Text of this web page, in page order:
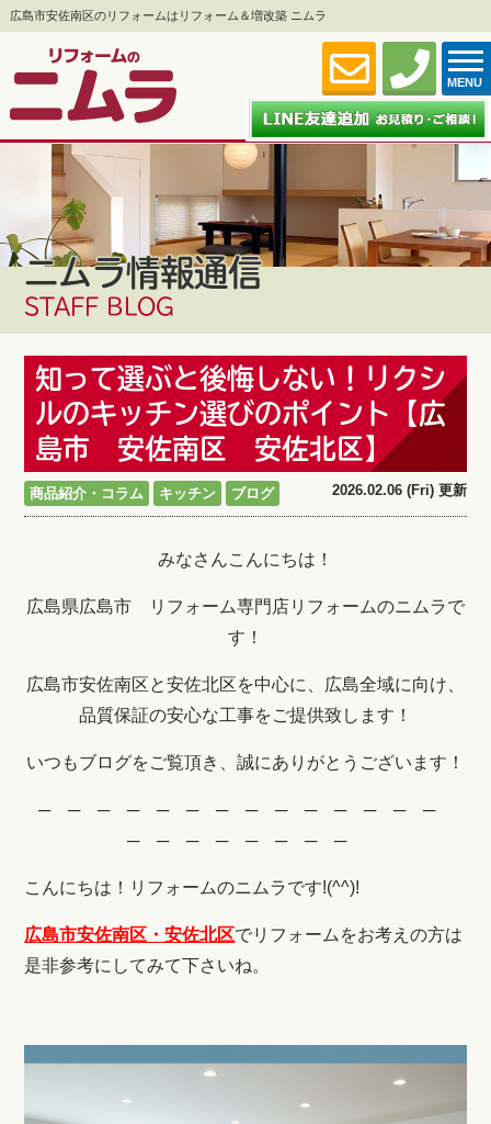
広島市安佐南区のリフォームはリフォーム＆増改築 ニムラ
MENU
ニムラ情報通信
STAFF BLOG
知って選ぶと後悔しない！リクシ
ルのキッチン選びのポイント【広
島市 安佐南区 安佐北区】
商品紹介・コラム キッチン ブログ 2026.02.06 (Fri) 更新
みなさんこんにちは！
広島県広島市 リフォーム専門店リフォームのニムラで
す！
広島市安佐南区と安佐北区を中心に、広島全域に向け、
品質保証の安心な工事をご提供致します！
いつもブログをご覧頂き、誠にありがとうございます！
─ ─ ─ ─ ─ ─ ─ ─ ─ ─ ─ ─ ─ ─
─ ─ ─ ─ ─ ─ ─ ─
こんにちは！リフォームのニムラです!(^^)!
広島市安佐南区・安佐北区でリフォームをお考えの方は
是非参考にしてみて下さいね。